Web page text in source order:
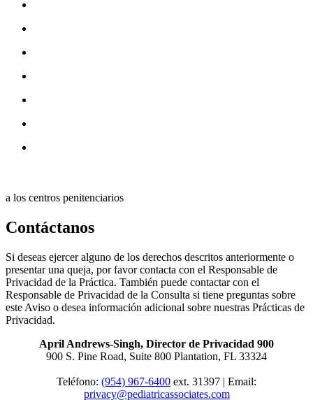
a los centros penitenciarios
Contáctanos
Si deseas ejercer alguno de los derechos descritos anteriormente o
presentar una queja, por favor contacta con el Responsable de
Privacidad de la Práctica. También puede contactar con el
Responsable de Privacidad de la Consulta si tiene preguntas sobre
este Aviso o desea información adicional sobre nuestras Prácticas de
Privacidad.
April Andrews-Singh, Director de Privacidad 900
900 S. Pine Road, Suite 800 Plantation, FL 33324
Teléfono: (954) 967-6400 ext. 31397 | Email:
privacy@pediatricassociates.com